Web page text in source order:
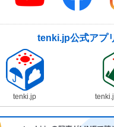
tenki.jp公式アプ
tenki.jp